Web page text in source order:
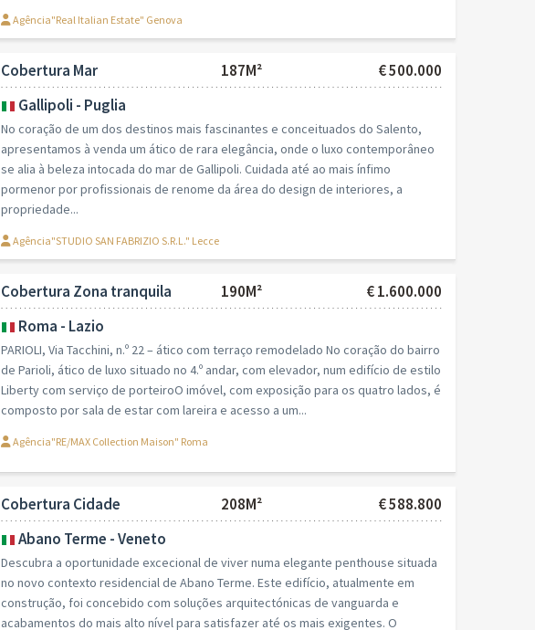
Agência"Real Italian Estate" Genova
Cobertura Mar 187M²
€ 500.000
Gallipoli - Puglia
No coração de um dos destinos mais fascinantes e conceituados do Salento,
apresentamos à venda um ático de rara elegância, onde o luxo contemporâneo
se alia à beleza intocada do mar de Gallipoli. Cuidada até ao mais ínfimo
pormenor por profissionais de renome da área do design de interiores, a
propriedade...
Agência"STUDIO SAN FABRIZIO S.R.L." Lecce
Cobertura Zona tranquila 190M²
€ 1.600.000
Roma - Lazio
PARIOLI, Via Tacchini, n.º 22 – ático com terraço remodelado No coração do bairro
de Parioli, ático de luxo situado no 4.º andar, com elevador, num edifício de estilo
Liberty com serviço de porteiroO imóvel, com exposição para os quatro lados, é
composto por sala de estar com lareira e acesso a um...
Agência"RE/MAX Collection Maison" Roma
Cobertura Cidade 208M²
€ 588.800
Abano Terme - Veneto
Descubra a oportunidade excecional de viver numa elegante penthouse situada
no novo contexto residencial de Abano Terme. Este edifício, atualmente em
construção, foi concebido com soluções arquitectónicas de vanguarda e
acabamentos do mais alto nível para satisfazer até os mais exigentes. O